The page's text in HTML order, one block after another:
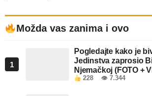
Možda vas zanima i ovo
1
Pogledajte kako je
Jedinstva zaprosio
Njemačkoj (FOTO +
228 👁 7.344